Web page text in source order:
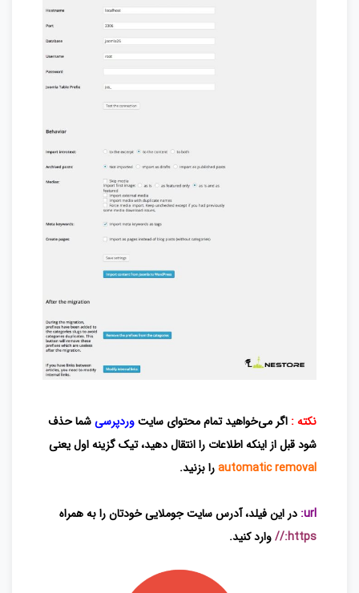
نکته : اگر می‌خواهید تمام محتوای سایتوردپرسیشما حذف
شود قبل از اینکه اطلاعات را انتقال دهید، تیک گزینه اول یعنی
automatic removalرا بزنید.
url: در این فیلد، آدرس سایت جوملایی خودتان را به همراه
https://
وارد کنید.